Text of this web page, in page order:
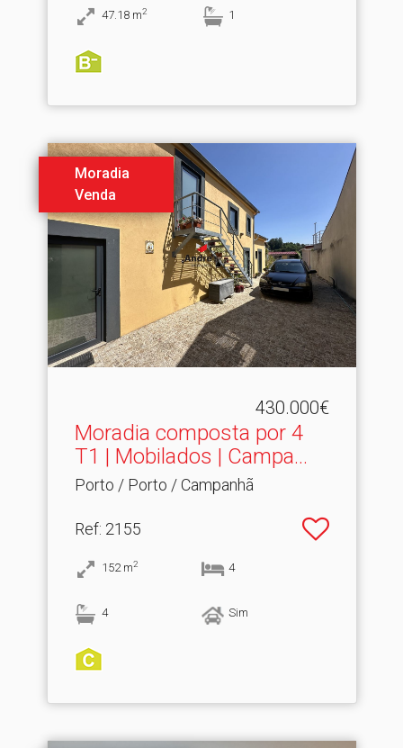
47.18 m2 1
Moradia
Venda
430.000€
Moradia composta por 4
T1 | Mobilados | Campa.​..
Porto / Porto / Campanhã
Ref: 2155
152 m2 4
4 Sim